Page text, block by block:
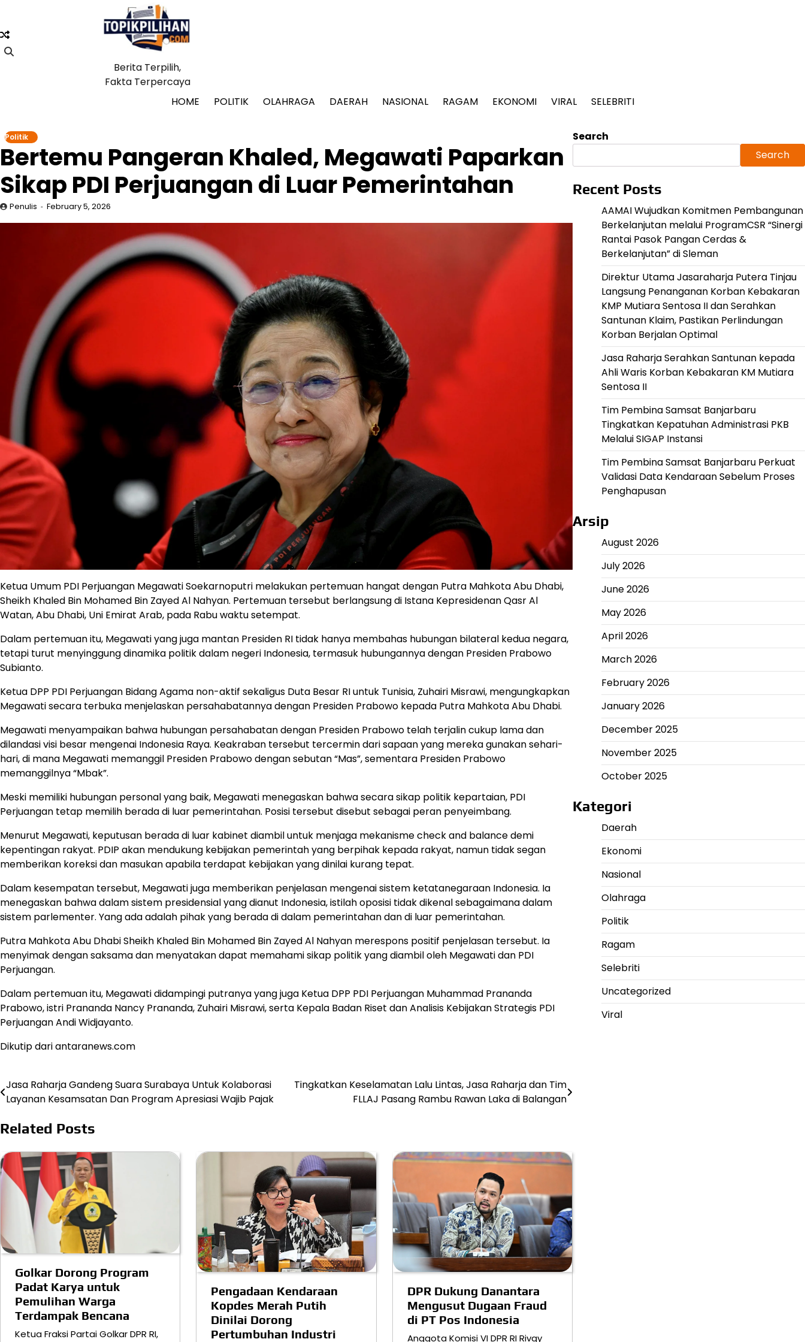
content
Berita Terpilih,
Fakta Terpercaya
HOME
POLITIK OLAHRAGA DAERAH NASIONAL RAGAM EKONOMI VIRAL SELEBRITI
Politik
Bertemu Pangeran Khaled, Megawati Paparkan
Sikap PDI Perjuangan di Luar Pemerintahan
Penulis February 5, 2026
Ketua Umum PDI Perjuangan Megawati Soekarnoputri melakukan pertemuan hangat dengan Putra Mahkota Abu Dhabi,
Sheikh Khaled Bin Mohamed Bin Zayed Al Nahyan. Pertemuan tersebut berlangsung di Istana Kepresidenan Qasr Al
Watan, Abu Dhabi, Uni Emirat Arab, pada Rabu waktu setempat.
Dalam pertemuan itu, Megawati yang juga mantan Presiden RI tidak hanya membahas hubungan bilateral kedua negara,
tetapi turut menyinggung dinamika politik dalam negeri Indonesia, termasuk hubungannya dengan Presiden Prabowo
Subianto.
Ketua DPP PDI Perjuangan Bidang Agama non-aktif sekaligus Duta Besar RI untuk Tunisia, Zuhairi Misrawi, mengungkapkan
Megawati secara terbuka menjelaskan persahabatannya dengan Presiden Prabowo kepada Putra Mahkota Abu Dhabi.
Megawati menyampaikan bahwa hubungan persahabatan dengan Presiden Prabowo telah terjalin cukup lama dan
dilandasi visi besar mengenai Indonesia Raya. Keakraban tersebut tercermin dari sapaan yang mereka gunakan sehari-
hari, di mana Megawati memanggil Presiden Prabowo dengan sebutan “Mas”, sementara Presiden Prabowo
memanggilnya “Mbak”.
Meski memiliki hubungan personal yang baik, Megawati menegaskan bahwa secara sikap politik kepartaian, PDI
Perjuangan tetap memilih berada di luar pemerintahan. Posisi tersebut disebut sebagai peran penyeimbang.
Menurut Megawati, keputusan berada di luar kabinet diambil untuk menjaga mekanisme check and balance demi
kepentingan rakyat. PDIP akan mendukung kebijakan pemerintah yang berpihak kepada rakyat, namun tidak segan
memberikan koreksi dan masukan apabila terdapat kebijakan yang dinilai kurang tepat.
Dalam kesempatan tersebut, Megawati juga memberikan penjelasan mengenai sistem ketatanegaraan Indonesia. Ia
menegaskan bahwa dalam sistem presidensial yang dianut Indonesia, istilah oposisi tidak dikenal sebagaimana dalam
sistem parlementer. Yang ada adalah pihak yang berada di dalam pemerintahan dan di luar pemerintahan.
Putra Mahkota Abu Dhabi Sheikh Khaled Bin Mohamed Bin Zayed Al Nahyan merespons positif penjelasan tersebut. Ia
menyimak dengan saksama dan menyatakan dapat memahami sikap politik yang diambil oleh Megawati dan PDI
Perjuangan.
Dalam pertemuan itu, Megawati didampingi putranya yang juga Ketua DPP PDI Perjuangan Muhammad Prananda
Prabowo, istri Prananda Nancy Prananda, Zuhairi Misrawi, serta Kepala Badan Riset dan Analisis Kebijakan Strategis PDI
Perjuangan Andi Widjayanto.
Dikutip dari antaranews.com
Post
navigation
Jasa Raharja Gandeng Suara Surabaya Untuk Kolaborasi
Layanan Kesamsatan Dan Program Apresiasi Wajib Pajak
Tingkatkan Keselamatan Lalu Lintas, Jasa Raharja dan Tim
FLLAJ Pasang Rambu Rawan Laka di Balangan
Related Posts
Golkar Dorong Program
Padat Karya untuk
Pemulihan Warga
Terdampak Bencana
Ketua Fraksi Partai Golkar DPR RI,
Pengadaan Kendaraan
Kopdes Merah Putih
Dinilai Dorong
Pertumbuhan Industri
DPR Dukung Danantara
Mengusut Dugaan Fraud
di PT Pos Indonesia
Anggota Komisi VI DPR RI Rivqy
Search
Search
Recent Posts
AAMAI Wujudkan Komitmen Pembangunan
Berkelanjutan melalui ProgramCSR “Sinergi
Rantai Pasok Pangan Cerdas &
Berkelanjutan” di Sleman
Direktur Utama Jasaraharja Putera Tinjau
Langsung Penanganan Korban Kebakaran
KMP Mutiara Sentosa II dan Serahkan
Santunan Klaim, Pastikan Perlindungan
Korban Berjalan Optimal
Jasa Raharja Serahkan Santunan kepada
Ahli Waris Korban Kebakaran KM Mutiara
Sentosa II
Tim Pembina Samsat Banjarbaru
Tingkatkan Kepatuhan Administrasi PKB
Melalui SIGAP Instansi
Tim Pembina Samsat Banjarbaru Perkuat
Validasi Data Kendaraan Sebelum Proses
Penghapusan
Arsip
August 2026
July 2026
June 2026
May 2026
April 2026
March 2026
February 2026
January 2026
December 2025
November 2025
October 2025
Kategori
Daerah
Ekonomi
Nasional
Olahraga
Politik
Ragam
Selebriti
Uncategorized
Viral